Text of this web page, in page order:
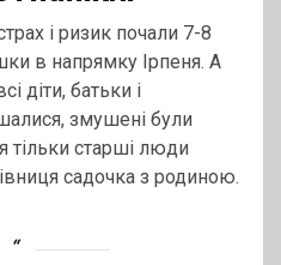
і ризик почали 7-8
в напрямку Ірпеня. А
діти, батьки і
змушені були
тільки старші люди
садочка з родиною.